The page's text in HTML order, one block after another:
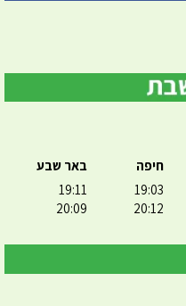
חיפה
19:03
20:12
באר שבע
19:11
20:09